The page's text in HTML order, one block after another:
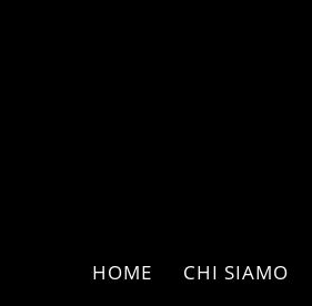
HOME CHI SIAMO